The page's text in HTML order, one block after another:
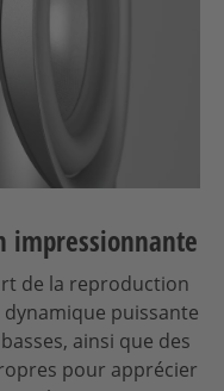
impressionnante
de la reproduction
puissante
ainsi que des
pour apprécier